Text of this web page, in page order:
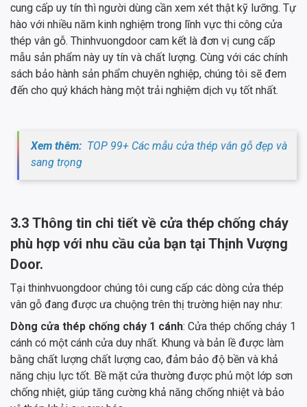
cung cấp uy tín thì người dùng cần xem xét thật kỹ lưỡng. Tự
hào với nhiều năm kinh nghiệm trong lĩnh vực thi công cửa
thép vân gỗ. Thinhvuongdoor cam kết là đơn vị cung cấp
mẫu sản phẩm này uy tín và chất lượng. Cùng với các chính
sách bảo hành sản phẩm chuyên nghiệp, chúng tôi sẽ đem
đến cho quý khách hàng một trải nghiệm dịch vụ tốt nhất.
Xem thêm: TOP 99+ Các mẫu cửa thép vân gỗ đẹp và
sang trọng
3.3 Thông tin chi tiết về cửa thép chống cháy
phù hợp với nhu cầu của bạn tại Thịnh Vượng
Door.
Tại thinhvuongdoor chúng tôi cung cấp các dòng cửa thép
vân gỗ đang được ưa chuộng trên thị trường hiện nay như:
Dòng cửa thép chống cháy 1 cánh: Cửa thép chống cháy 1
cánh có một cánh cửa duy nhất. Khung và bản lề được làm
bằng chất lượng chất lượng cao, đảm bảo độ bền và khả
năng chịu lực tốt. Bề mặt cửa thường được phủ một lớp sơn
chống nhiệt, giúp tăng cường khả năng chống nhiệt và bảo